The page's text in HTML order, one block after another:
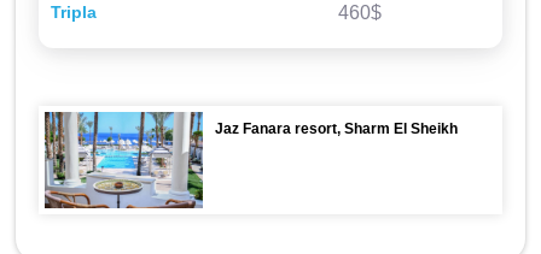
Tripla 460$
Jaz Fanara resort, Sharm El Sheikh